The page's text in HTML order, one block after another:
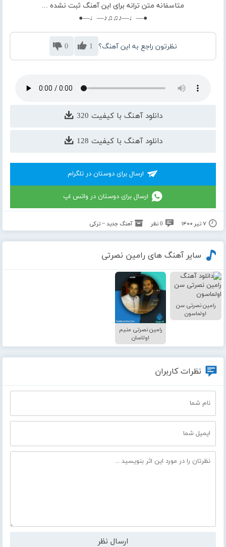
متاسفانه متن ترانه برای این آهنگ ثبت نشده ...
●—♩—♪♫♫♪—♩—●
نظرتون راجع به این آهنگ؟ 1
0
دانلود آهنگ با کیفیت 320
دانلود آهنگ با کیفیت 128
ارسال برای دوستان در تلگرام
ارسال برای دوستان در واتس اپ
۷ تیر ۱۴۰۰ 0 نظر آهنگ جدید ~ ترکی
سایر آهنگ های رامین نصرتی
رامین نصرتی سن
اولماسون
رامین نصرتی منیم
اولاسان
نظرات کاربران